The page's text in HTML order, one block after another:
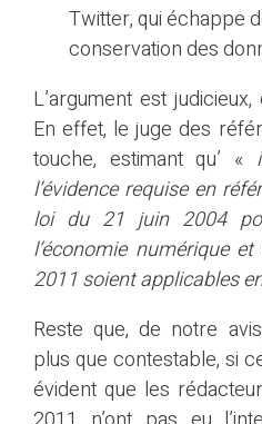
Twitter, qui échappe
conservation des
L’argument est
En effet, le juge des
touche, estimant qu’ «
l’évidence requise en
loi du 21 juin 2004
l’économie numérique
2011 soient applicables
Reste que, de notre
plus que contestable, si
évident que les